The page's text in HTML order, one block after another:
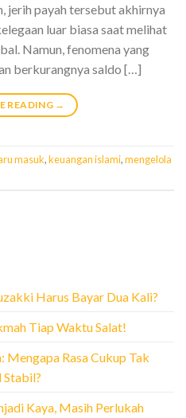
jerih payah tersebut akhirnya
luar biasa saat melihat
Namun, fenomena yang
berkurangnya saldo […]
READING →
masuk,keuangan islami,mengelola
Harus Bayar Dua Kali?
Tiap Waktu Salat!
Rasa Cukup Tak
Stabil?
Kaya, Masih Perlukah